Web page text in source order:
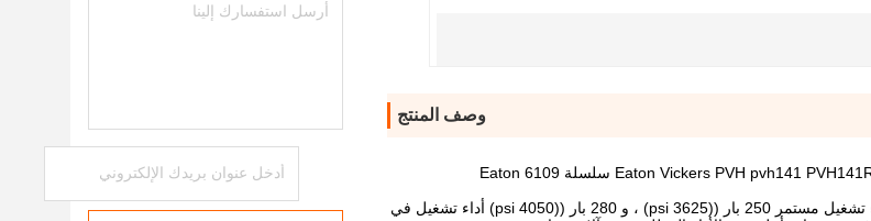
وصف المنتج
مكونات معتمدة مصممة في وظيفة ثقيلة، ويتم توفير غطاء مضغوط لتوفير أداء تشغيل مستمر 250 بار ((3625 psi) ، و 280 بار ((4050 psi) أداء تشغيل في